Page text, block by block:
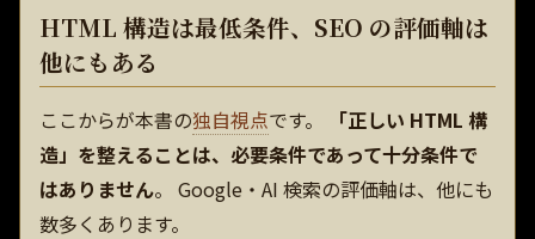
HTML 構造は最低条件、SEO の評価軸は
他にもある
ここからが本書の独自視点です。
「正しい HTML 構
造」を整えることは、必要条件であって十分条件で
はありません。 Google・AI 検索の評価軸は、他にも
数多くあります。